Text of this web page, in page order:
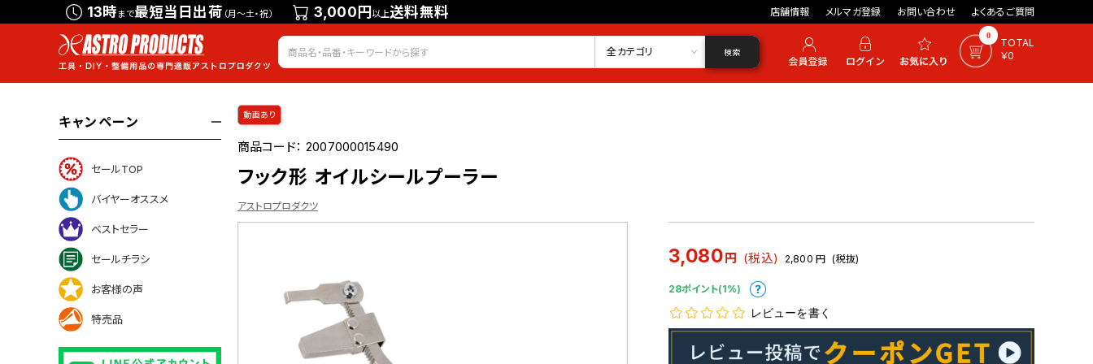
13時まで最短当日出荷 （月～土・祝） 3,000円以上送料無料 店舗情報 メルマガ登録 お問い合わせ よくあるご質問
会員登録 ログイン お気に入り 0
TOTAL
￥0
全カテゴリ 検索
キャンペーン
セールTOP
バイヤーオススメ
ベストセラー
セールチラシ
お客様の声
特売品
動画あり
商品コード：2007000015490
フック形 オイルシールプーラー
アストロプロダクツ
3,080円 (税込) 2,800 円 (税抜)
28ポイント(1%)
レビューを書く